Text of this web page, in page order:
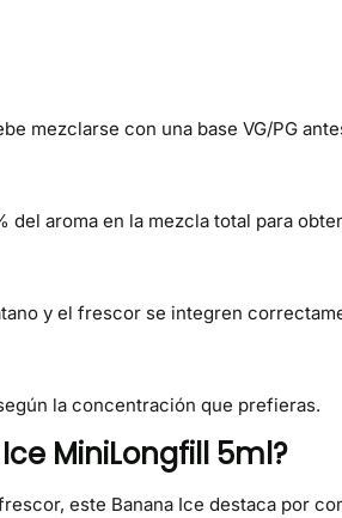
mezclarse con una base VG/PG
del aroma en la mezcla total para
y el frescor se integren
la concentración que prefieras.
MiniLongfill 5ml?
este Banana Ice destaca por